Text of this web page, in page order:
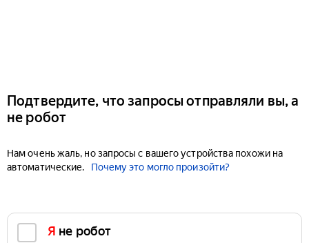
Подтвердите, что запросы отправляли вы, а
не робот
Нам очень жаль, но запросы с вашего устройства похожи на
автоматические.
Почему это могло произойти?
Я не робот